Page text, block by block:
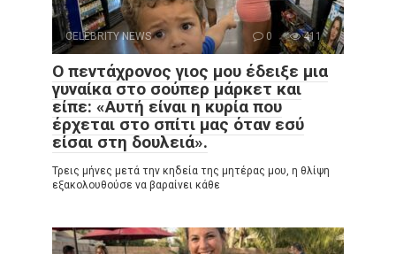
CELEBRITY NEWS 0 411
Ο πεντάχρονος γιος μου έδειξε μια
γυναίκα στο σούπερ μάρκετ και
είπε: «Αυτή είναι η κυρία που
έρχεται στο σπίτι μας όταν εσύ
είσαι στη δουλειά».
Τρεις μήνες μετά την κηδεία της μητέρας μου, η θλίψη
εξακολουθούσε να βαραίνει κάθε